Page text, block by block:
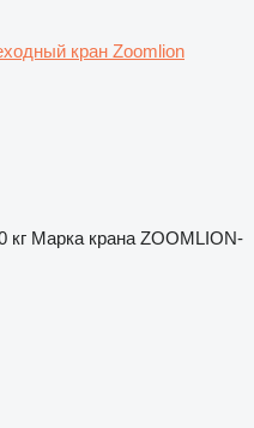
кран Zoomlion
кг Марка крана ZOOMLION-